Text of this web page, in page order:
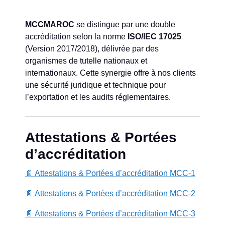
MCCMAROC se distingue par une double
accréditation selon la norme ISO/IEC 17025
(Version 2017/2018), délivrée par des
organismes de tutelle nationaux et
internationaux. Cette synergie offre à nos clients
une sécurité juridique et technique pour
l’exportation et les audits réglementaires.
Attestations & Portées
d’accréditation
📄 Attestations & Portées d’accréditation MCC-1
📄 Attestations & Portées d’accréditation MCC-2
📄 Attestations & Portées d’accréditation MCC-3